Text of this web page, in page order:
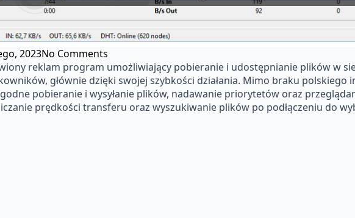
2023No Comments
reklam program umożliwiający pobieranie i udostępnianie plików w
głównie dzięki swojej szybkości działania. Mimo braku polskiego
pobieranie i wysyłanie plików, nadawanie priorytetów oraz
prędkości transferu oraz wyszukiwanie plików po podłączeniu do